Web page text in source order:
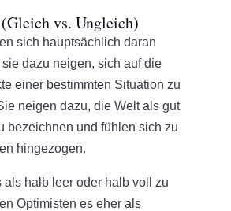
vs. Ungleich)
sich hauptsächlich daran
dazu neigen, sich auf die
einer bestimmten Situation zu
neigen dazu, die Welt als gut
bezeichnen und fühlen sich zu
hingezogen.
als halb leer oder halb voll zu
Optimisten es eher als